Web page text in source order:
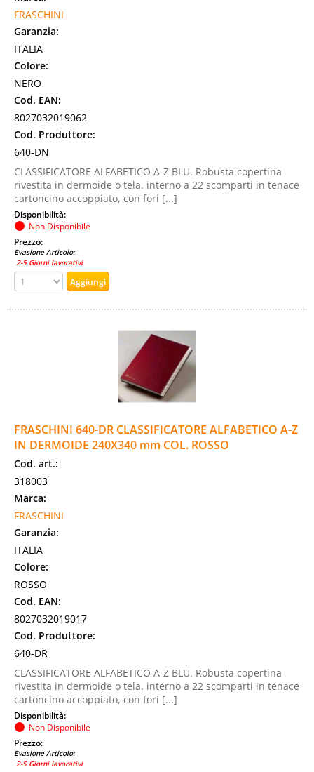
FRASCHINI
Garanzia:
ITALIA
Colore:
NERO
Cod. EAN:
8027032019062
Cod. Produttore:
640-DN
CLASSIFICATORE ALFABETICO A-Z BLU. Robusta copertina
rivestita in dermoide o tela. interno a 22 scomparti in tenace
cartoncino accoppiato, con fori [...]
Disponibilità:
Non Disponibile
Prezzo:
Evasione Articolo:
2-5 Giorni lavorativi
FRASCHINI 640-DR CLASSIFICATORE ALFABETICO A-Z
IN DERMOIDE 240X340 mm COL. ROSSO
Cod. art.:
318003
Marca:
FRASCHINI
Garanzia:
ITALIA
Colore:
ROSSO
Cod. EAN:
8027032019017
Cod. Produttore:
640-DR
CLASSIFICATORE ALFABETICO A-Z BLU. Robusta copertina
rivestita in dermoide o tela. interno a 22 scomparti in tenace
cartoncino accoppiato, con fori [...]
Disponibilità:
Non Disponibile
Prezzo:
Evasione Articolo:
2-5 Giorni lavorativi